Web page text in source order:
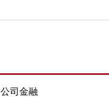
公司金融